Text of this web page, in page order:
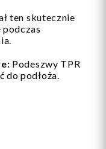
ten skutecznie
podczas
Podeszwy TPR
do podłoża.